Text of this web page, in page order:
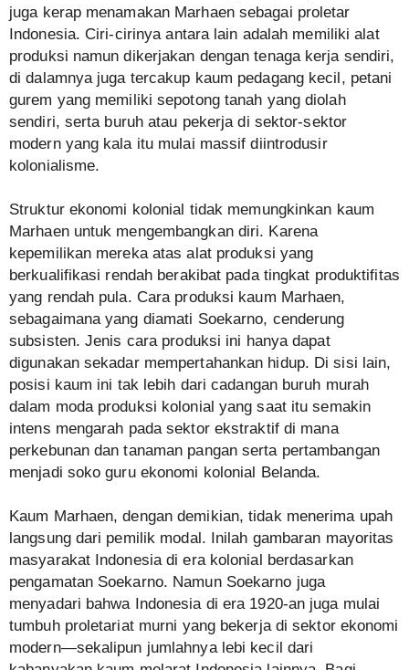
juga kerap menamakan Marhaen sebagai proletar
Indonesia. Ciri-cirinya antara lain adalah memiliki alat
produksi namun dikerjakan dengan tenaga kerja sendiri,
di dalamnya juga tercakup kaum pedagang kecil, petani
gurem yang memiliki sepotong tanah yang diolah
sendiri, serta buruh atau pekerja di sektor-sektor
modern yang kala itu mulai massif diintrodusir
kolonialisme.
Struktur ekonomi kolonial tidak memungkinkan kaum
Marhaen untuk mengembangkan diri. Karena
kepemilikan mereka atas alat produksi yang
berkualifikasi rendah berakibat pada tingkat produktifitas
yang rendah pula. Cara produksi kaum Marhaen,
sebagaimana yang diamati Soekarno, cenderung
subsisten. Jenis cara produksi ini hanya dapat
digunakan sekadar mempertahankan hidup. Di sisi lain,
posisi kaum ini tak lebih dari cadangan buruh murah
dalam moda produksi kolonial yang saat itu semakin
intens mengarah pada sektor ekstraktif di mana
perkebunan dan tanaman pangan serta pertambangan
menjadi soko guru ekonomi kolonial Belanda.
Kaum Marhaen, dengan demikian, tidak menerima upah
langsung dari pemilik modal. Inilah gambaran mayoritas
masyarakat Indonesia di era kolonial berdasarkan
pengamatan Soekarno. Namun Soekarno juga
menyadari bahwa Indonesia di era 1920-an juga mulai
tumbuh proletariat murni yang bekerja di sektor ekonomi
modern—sekalipun jumlahnya lebi kecil dari